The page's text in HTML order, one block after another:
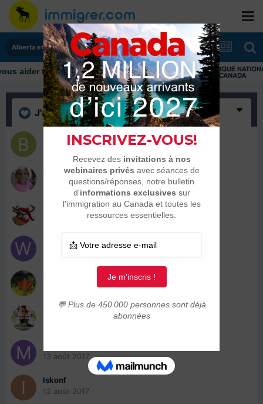
Alberta et Manitoba
J'aime(16)
blamine
14 août 2017
nathalie beaugelus
14 août 2017
okapi74
13 août 2017
Winnipeg Jets
13 août 2017
good will
13 août 2017
Iskonf
12 août 2017